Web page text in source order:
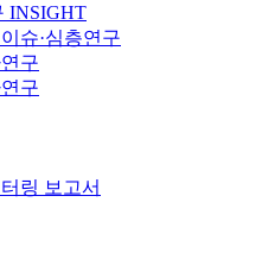
INSIGHT
슈·심층연구
구
구
링 보고서